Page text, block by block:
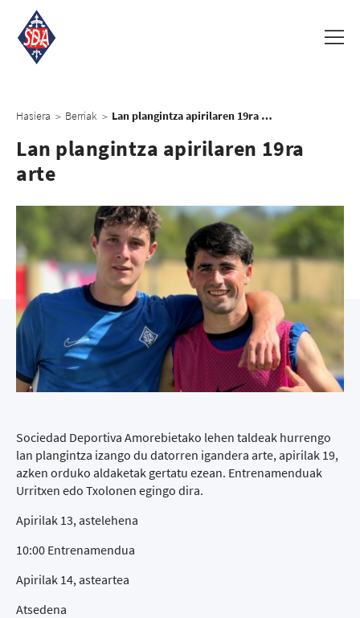
Hasiera > Berriak > Lan plangintza apirilaren 19ra arte
Lan plangintza apirilaren 19ra
arte
Sociedad Deportiva Amorebietako lehen taldeak hurrengo
lan plangintza izango du datorren igandera arte, apirilak 19,
azken orduko aldaketak gertatu ezean. Entrenamenduak
Urritxen edo Txolonen egingo dira.
Apirilak 13, astelehena
10:00 Entrenamendua
Apirilak 14, asteartea
Atsedena